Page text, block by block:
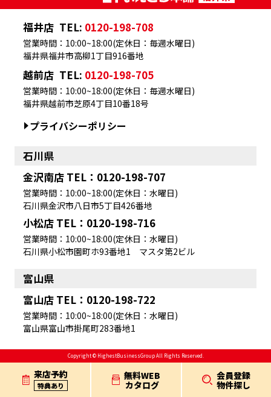
福井店 TEL: 0120-198-708
福井県福井市高柳1丁目916番地
営業時間：10:00~18:00(定休日：毎週水曜日)
越前店 TEL: 0120-198-705
福井県越前市芝原4丁目10番18号
営業時間：10:00~18:00(定休日：毎週水曜日)
プライバシーポリシー
石川県
金沢南店 TEL：0120-198-707
営業時間：10:00~18:00(定休日：水曜日)
石川県金沢市八日市5丁目426番地
小松店 TEL：0120-198-716
営業時間：10:00~18:00(定休日：水曜日)
石川県小松市園町ホ93番地1 マスタ第2ビル
富山県
富山店 TEL：0120-198-722
営業時間：10:00~18:00(定休日：水曜日)
富山県富山市掛尾町283番地1
Copyright © HighestBusinessGroup All Rights Reserved.
来店予約
特典あり
無料WEB
カタログ
会員登録
物件探し